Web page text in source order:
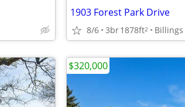
1903 Forest Park Drive
8/6 3br1878ft2 Billings
$320,000